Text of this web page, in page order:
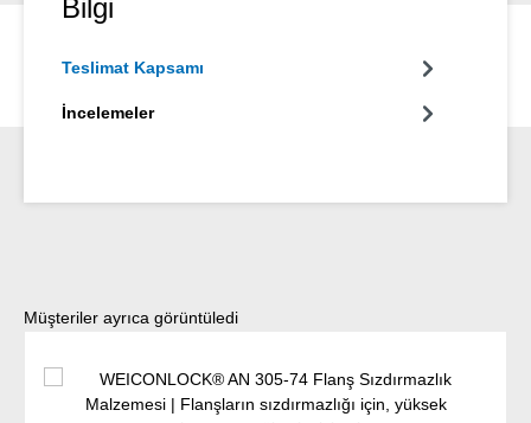
Bilgi
Teslimat Kapsamı
İncelemeler
Ürün galerisini atla
Müşteriler ayrıca görüntüledi